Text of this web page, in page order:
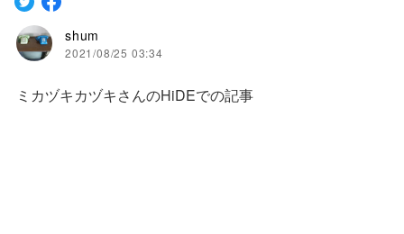
shum
2021/08/25 03:34
ミカヅキカヅキさんのHiDEでの記事